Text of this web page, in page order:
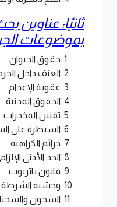
ثانيًا: عناوين
بموضوعات
حقوق الحيوان
العنف داخل
عقوبة الإعدام
الحقوق المدنية
تقنين المخدرات
السيطرة على
جرائم الكراهيه
الحد الأدنى
قانون باتريوت
وحشية الشرطة
السجون